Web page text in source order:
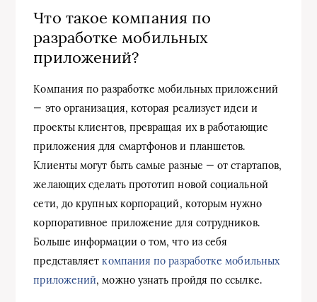
Что такое компания по
разработке мобильных
приложений?
Компания по разработке мобильных приложений
— это организация, которая реализует идеи и
проекты клиентов, превращая их в работающие
приложения для смартфонов и планшетов.
Клиенты могут быть самые разные — от стартапов,
желающих сделать прототип новой социальной
сети, до крупных корпораций, которым нужно
корпоративное приложение для сотрудников.
Больше информации о том, что из себя
представляеткомпания по разработке мобильных
приложений, можно узнать пройдя по ссылке.